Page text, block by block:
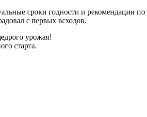
сроки годности и
с первых всходов.
урожая!
старта.